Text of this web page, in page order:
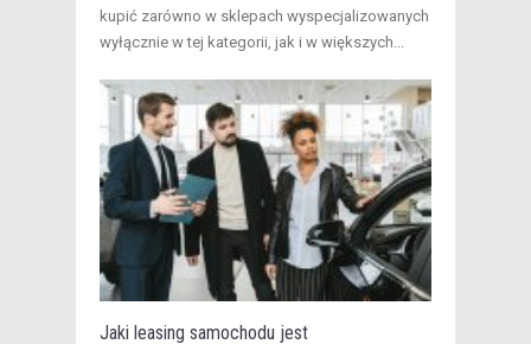
kupić zarówno w sklepach wyspecjalizowanych
wyłącznie w tej kategorii, jak i w większych...
Jaki leasing samochodu jest